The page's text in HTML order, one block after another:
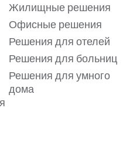
Жилищные решения
Офисные решения
Решения для отелей
Решения для больниц
Решения для умного
дома